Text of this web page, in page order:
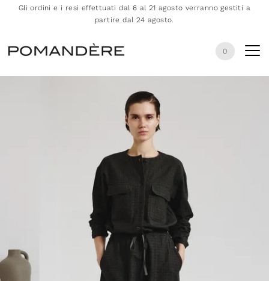
Gli ordini e i resi effettuati dal 6 al 21 agosto verranno gestiti a
partire dal 24 agosto.
0